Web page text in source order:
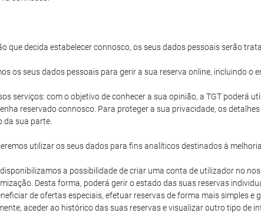
que decida estabelecer connosco, os seus dados pessoais serão
os seus dados pessoais para gerir a sua reserva online, incluindo
serviços: com o objetivo de conhecer a sua opinião, a TGT
reservado connosco. Para proteger a sua privacidade, os
da sua parte.
utilizar os seus dados para fins analíticos destinados à
a possibilidade de criar uma conta de utilizador no
Desta forma, poderá gerir o estado das suas reservas
de ofertas especiais, efetuar reservas de forma mais simples
aceder ao histórico das suas reservas e visualizar outro tipo